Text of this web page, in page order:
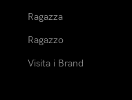
Ragazza
Ragazzo
Visita i Brand